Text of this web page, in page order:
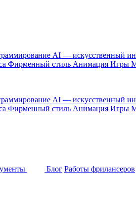
AI — искусственный
Фирменный стиль Анимация Игры
AI — искусственный
Фирменный стиль Анимация Игры
Блог Работы фрилансеров